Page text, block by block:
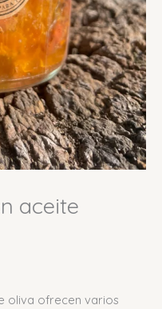
aceite
oliva ofrecen varios